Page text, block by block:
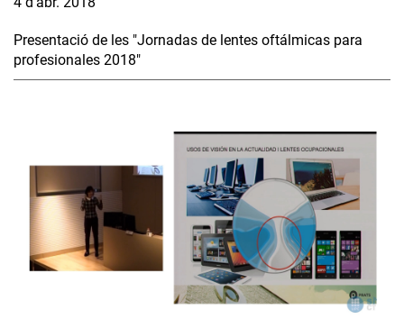
Presentació de les "Jornadas de lentes oftálmicas para
profesionales 2018"